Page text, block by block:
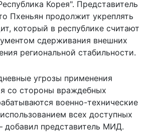
Корея". Представитель
Пхеньян продолжит укреплять
который в республике считают
сдерживания внешних
региональной стабильности.
угрозы применения
со стороны враждебных
военно-технические
всех доступных
добавил представитель МИД.